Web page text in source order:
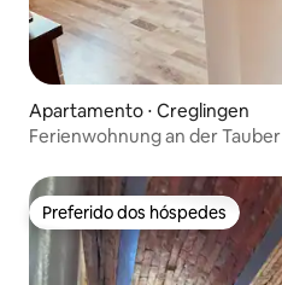
Apartamento ⋅ Creglingen
Ferienwohnung an der Tauber
Preferido dos hóspedes
Preferido dos hóspedes